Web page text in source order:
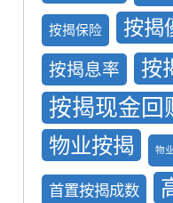
按揭保险 按揭
按揭息率 按
按揭现金回
物业按揭 物
首置按揭成数